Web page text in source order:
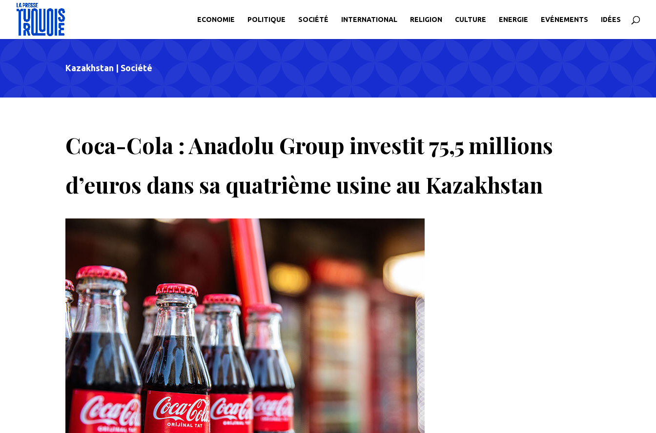
ECONOMIE POLITIQUE SOCIÉTÉ INTERNATIONAL RELIGION CULTURE ENERGIE EVÉNEMENTS IDÉES
Kazakhstan | Société
Coca-Cola : Anadolu Group investit 75,5 millions
d’euros dans sa quatrième usine au Kazakhstan